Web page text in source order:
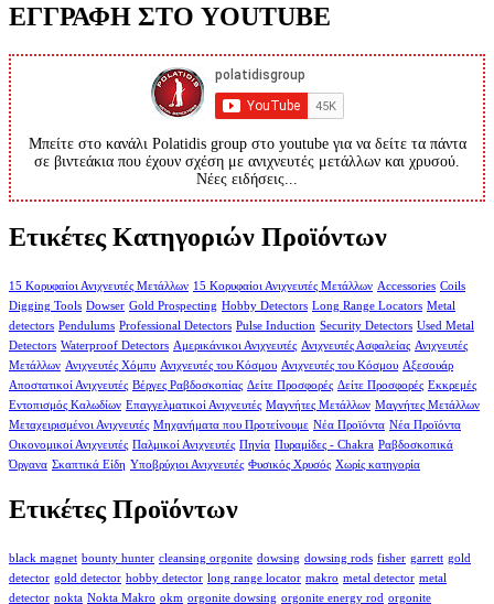
ΕΓΓΡΑΦΗ ΣΤΟ YOUTUBE
Μπείτε στο κανάλι Polatidis group στο youtube για να δείτε τα πάντα
σε βιντεάκια που έχουν σχέση με ανιχνευτές μετάλλων και χρυσού.
Νέες ειδήσεις...
Ετικέτες Κατηγοριών Προϊόντων
15 Κορυφαίοι Ανιχνευτές Μετάλλων 15 Κορυφαίοι Ανιχνευτές Μετάλλων Accessories Coils
Digging Tools Dowser Gold Prospecting Hobby Detectors Long Range Locators Metal
detectors Pendulums Professional Detectors Pulse Induction Security Detectors Used Metal
Detectors Waterproof Detectors Αμερικάνικοι Ανιχνευτές Ανιχνευτές Ασφαλείας Ανιχνευτές
Μετάλλων Ανιχνευτές Χόμπυ Ανιχνευτές του Κόσμου Ανιχνευτές του Κόσμου Αξεσουάρ
Αποστατικοί Ανιχνευτές Βέργες Ραβδοσκοπίας Δείτε Προσφορές Δείτε Προσφορές Εκκρεμές
Εντοπισμός Καλωδίων Επαγγελματικοί Ανιχνευτές Μαγνήτες Μετάλλων Μαγνήτες Μετάλλων
Μεταχειρισμένοι Ανιχνευτές Μηχανήματα που Προτείνουμε Νέα Προϊόντα Νέα Προϊόντα
Οικονομικοί Ανιχνευτές Παλμικοί Ανιχνευτές Πηνία Πυραμίδες - Chakra Ραβδοσκοπικά
Όργανα Σκαπτικά Είδη Υποβρύχιοι Ανιχνευτές Φυσικός Χρυσός Χωρίς κατηγορία
Ετικέτες Προϊόντων
black magnet bounty hunter cleansing orgonite dowsing dowsing rods fisher garrett gold
detector gold detector hobby detector long range locator makro metal detector metal
detector nokta Nokta Makro okm orgonite dowsing orgonite energy rod orgonite